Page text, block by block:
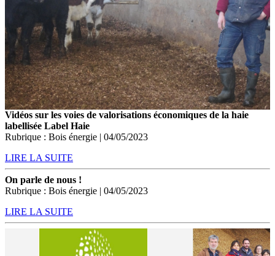
Vidéos sur les voies de valorisations économiques de la haie
labellisée Label Haie
Rubrique : Bois énergie | 04/05/2023
LIRE LA SUITE
On parle de nous !
Rubrique : Bois énergie | 04/05/2023
LIRE LA SUITE